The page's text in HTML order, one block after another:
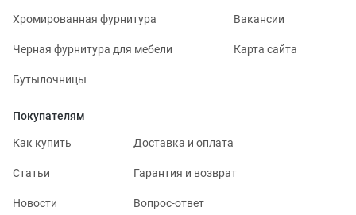
Хромированная фурнитура
Черная фурнитура для мебели
Бутылочницы
Вакансии
Карта сайта
Покупателям
Как купить Доставка и оплата
Статьи Гарантия и возврат
Новости Вопрос-ответ